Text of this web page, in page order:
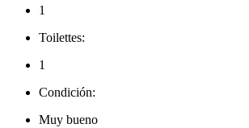
1
Toilettes:
1
Condición:
Muy bueno